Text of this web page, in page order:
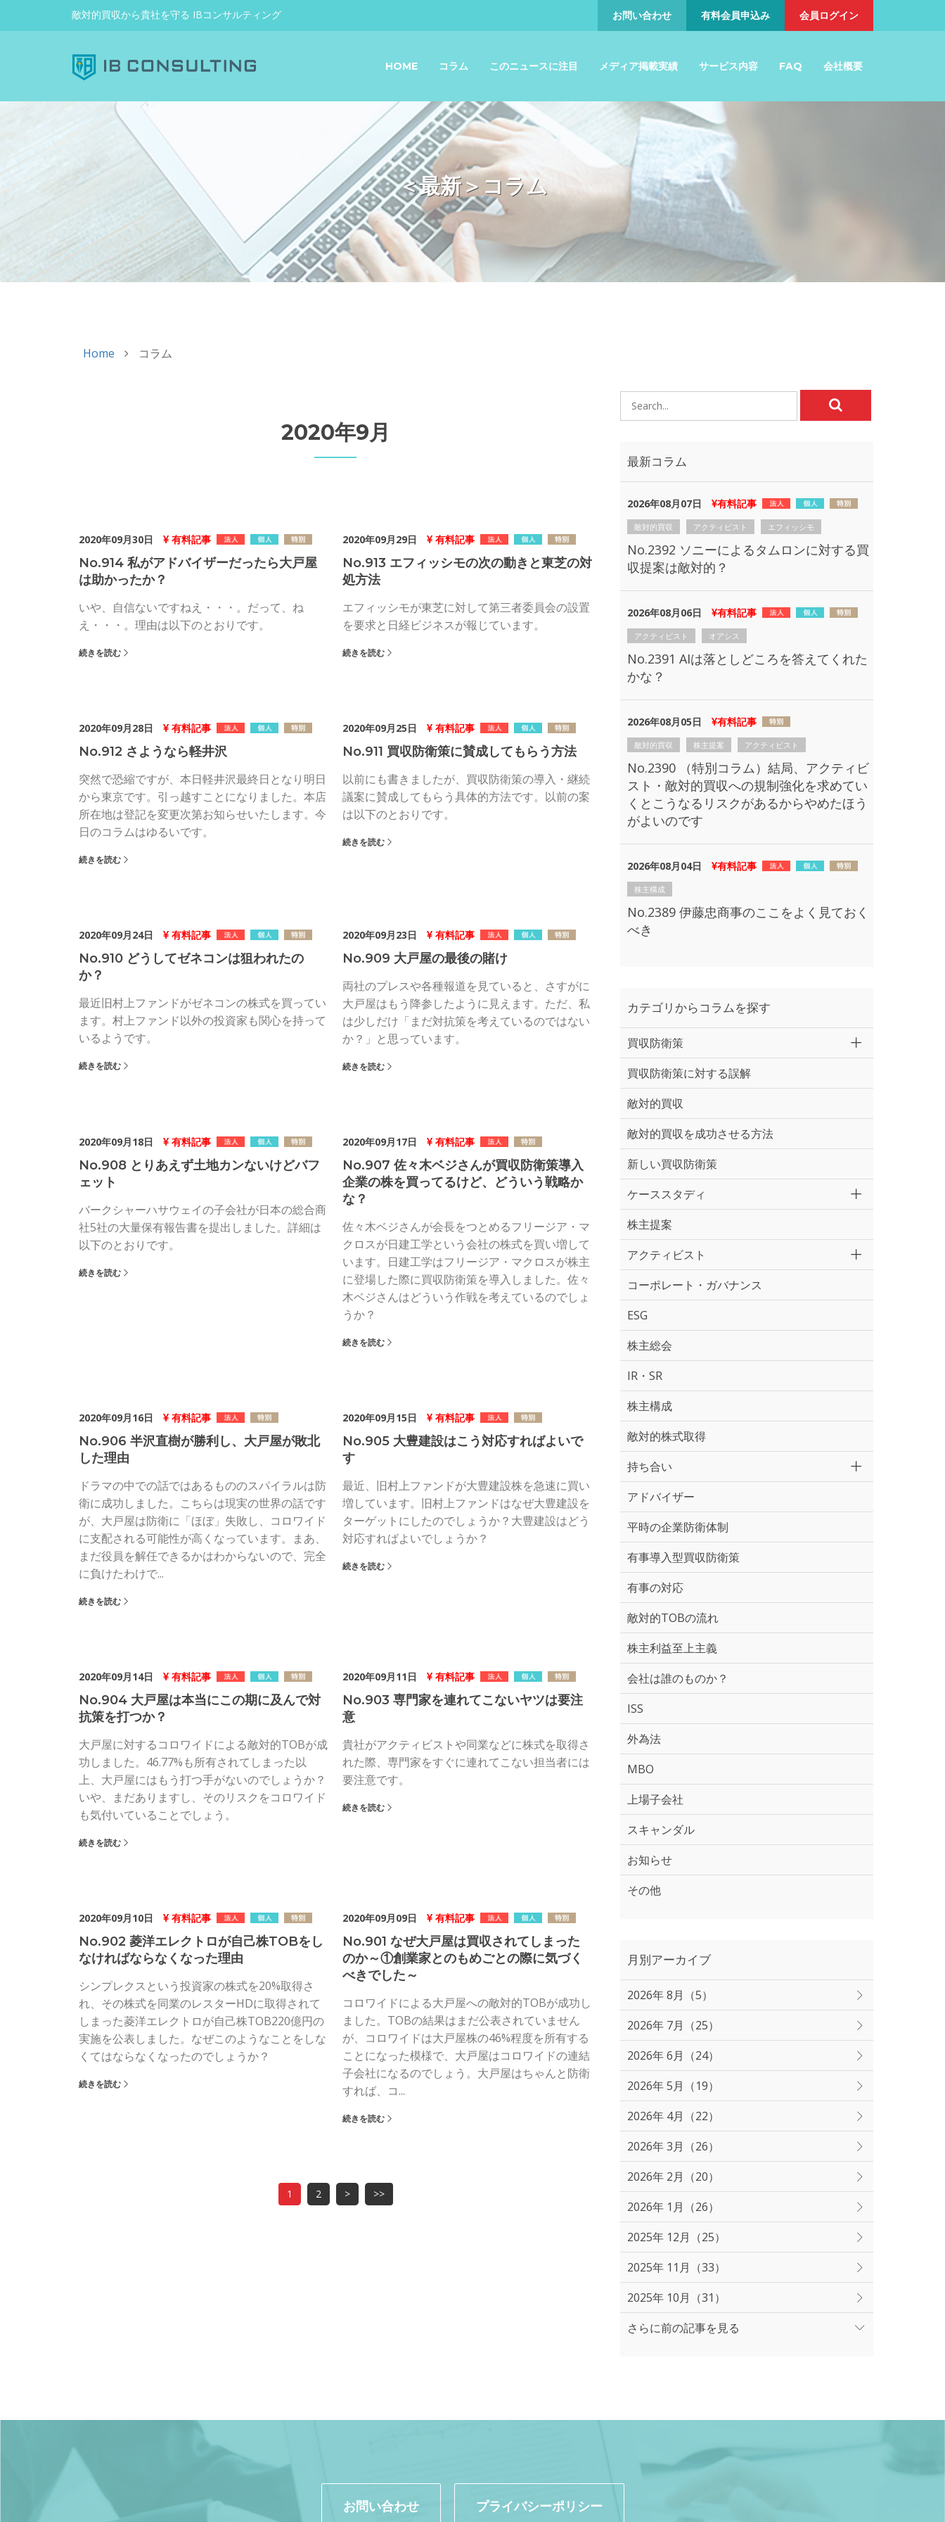
敵対的買収から貴社を守る IBコンサルティング 会員ログイン
有料会員申込み
お問い合わせ
HOME コラム このニュースに注目 メディア掲載実績 サービス内容 FAQ 会社概要
＜最新＞コラム
Home コラム
2020年9月
2020年09月30日 有料記事
No.914 私がアドバイザーだったら大戸屋
は助かったか？
いや、自信ないですねえ・・・。だって、ね
え・・・。理由は以下のとおりです。
続きを読む
2020年09月29日 有料記事
No.913 エフィッシモの次の動きと東芝の対
処方法
エフィッシモが東芝に対して第三者委員会の設置
を要求と日経ビジネスが報じています。
続きを読む
2020年09月28日 有料記事
No.912 さようなら軽井沢
突然で恐縮ですが、本日軽井沢最終日となり明日
から東京です。引っ越すことになりました。本店
所在地は登記を変更次第お知らせいたします。今
日のコラムはゆるいです。
続きを読む
2020年09月25日 有料記事
No.911 買収防衛策に賛成してもらう方法
以前にも書きましたが、買収防衛策の導入・継続
議案に賛成してもらう具体的方法です。以前の案
は以下のとおりです。
続きを読む
2020年09月24日 有料記事
No.910 どうしてゼネコンは狙われたの
か？
最近旧村上ファンドがゼネコンの株式を買ってい
ます。村上ファンド以外の投資家も関心を持って
いるようです。
続きを読む
2020年09月23日 有料記事
No.909 大戸屋の最後の賭け
両社のプレスや各種報道を見ていると、さすがに
大戸屋はもう降参したように見えます。ただ、私
は少しだけ「まだ対抗策を考えているのではない
か？」と思っています。
続きを読む
2020年09月18日 有料記事
No.908 とりあえず土地カンないけどバフ
ェット
バークシャーハサウェイの子会社が日本の総合商
社5社の大量保有報告書を提出しました。詳細は
以下のとおりです。
続きを読む
2020年09月17日 有料記事
No.907 佐々木ベジさんが買収防衛策導入
企業の株を買ってるけど、どういう戦略か
な？
佐々木ベジさんが会長をつとめるフリージア・マ
クロスが日建工学という会社の株式を買い増して
います。日建工学はフリージア・マクロスが株主
に登場した際に買収防衛策を導入しました。佐々
木ベジさんはどういう作戦を考えているのでしょ
うか？
続きを読む
2020年09月16日 有料記事
No.906 半沢直樹が勝利し、大戸屋が敗北
した理由
ドラマの中での話ではあるもののスパイラルは防
衛に成功しました。こちらは現実の世界の話です
が、大戸屋は防衛に「ほぼ」失敗し、コロワイド
に支配される可能性が高くなっています。まあ、
まだ役員を解任できるかはわからないので、完全
に負けたわけで...
続きを読む
2020年09月15日 有料記事
No.905 大豊建設はこう対応すればよいで
す
最近、旧村上ファンドが大豊建設株を急速に買い
増しています。旧村上ファンドはなぜ大豊建設を
ターゲットにしたのでしょうか？大豊建設はどう
対応すればよいでしょうか？
続きを読む
2020年09月14日 有料記事
No.904 大戸屋は本当にこの期に及んで対
抗策を打つか？
大戸屋に対するコロワイドによる敵対的TOBが成
功しました。46.77%も所有されてしまった以
上、大戸屋にはもう打つ手がないのでしょうか？
いや、まだありますし、そのリスクをコロワイド
も気付いていることでしょう。
続きを読む
2020年09月11日 有料記事
No.903 専門家を連れてこないヤツは要注
意
貴社がアクティビストや同業などに株式を取得さ
れた際、専門家をすぐに連れてこない担当者には
要注意です。
続きを読む
2020年09月10日 有料記事
No.902 菱洋エレクトロが自己株TOBをし
なければならなくなった理由
シンプレクスという投資家の株式を20%取得さ
れ、その株式を同業のレスターHDに取得されて
しまった菱洋エレクトロが自己株TOB220億円の
実施を公表しました。なぜこのようなことをしな
くてはならなくなったのでしょうか？
続きを読む
2020年09月09日 有料記事
No.901 なぜ大戸屋は買収されてしまった
のか～①創業家とのもめごとの際に気づく
べきでした～
コロワイドによる大戸屋への敵対的TOBが成功し
ました。TOBの結果はまだ公表されていません
が、コロワイドは大戸屋株の46%程度を所有する
ことになった模様で、大戸屋はコロワイドの連結
子会社になるのでしょう。大戸屋はちゃんと防衛
すれば、コ...
続きを読む
1 2 > >>
最新コラム
2026年08月07日 有料記事
敵対的買収 アクティビスト エフィッシモ
No.2392 ソニーによるタムロンに対する買
収提案は敵対的？
2026年08月06日 有料記事
アクティビスト オアシス
No.2391 AIは落としどころを答えてくれた
かな？
2026年08月05日 有料記事
敵対的買収 株主提案 アクティビスト
No.2390 （特別コラム）結局、アクティビ
スト・敵対的買収への規制強化を求めてい
くとこうなるリスクがあるからやめたほう
がよいのです
2026年08月04日 有料記事
株主構成
No.2389 伊藤忠商事のここをよく見ておく
べき
カテゴリからコラムを探す
買収防衛策
買収防衛策に対する誤解
敵対的買収
敵対的買収を成功させる方法
新しい買収防衛策
ケーススタディ
株主提案
アクティビスト
コーポレート・ガバナンス
ESG
株主総会
IR・SR
株主構成
敵対的株式取得
持ち合い
アドバイザー
平時の企業防衛体制
有事導入型買収防衛策
有事の対応
敵対的TOBの流れ
株主利益至上主義
会社は誰のものか？
ISS
外為法
MBO
上場子会社
スキャンダル
お知らせ
その他
月別アーカイブ
2026年 8月（5）
2026年 7月（25）
2026年 6月（24）
2026年 5月（19）
2026年 4月（22）
2026年 3月（26）
2026年 2月（20）
2026年 1月（26）
2025年 12月（25）
2025年 11月（33）
2025年 10月（31）
さらに前の記事を見る
お問い合わせ プライバシーポリシー